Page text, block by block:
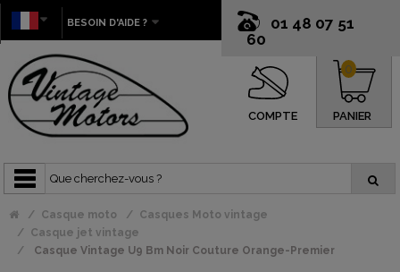
01 48 07 51
60
BESOIN D'AIDE ?
COMPTE PANIER
0
Casque moto
Casques Moto vintage
Casque jet vintage
Casque Vintage U9 Bm Noir Couture Orange-Premier